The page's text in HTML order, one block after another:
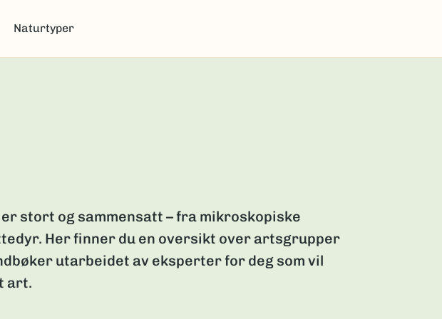
Naturtyper
stort og sammensatt – fra mikroskopiske
Her finner du en oversikt over artsgrupper
utarbeidet av eksperter for deg som vil
art.